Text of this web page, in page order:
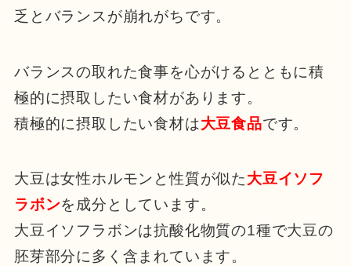
乏とバランスが崩れがちです。
バランスの取れた食事を心がけるとともに積
極的に摂取したい食材があります。
積極的に摂取したい食材は大豆食品です。
大豆は女性ホルモンと性質が似た大豆イソフ
ラボンを成分としています。
大豆イソフラボンは抗酸化物質の1種で大豆の
胚芽部分に多く含まれています。